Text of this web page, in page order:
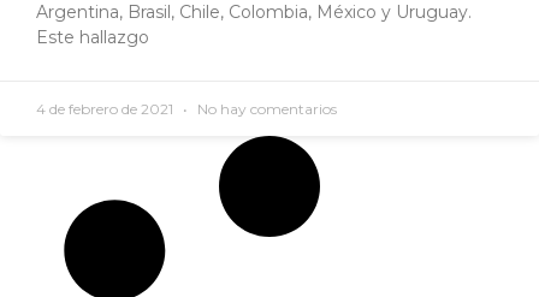
Argentina, Brasil, Chile, Colombia, México y Uruguay.
Este hallazgo
4 de febrero de 2021 No hay comentarios